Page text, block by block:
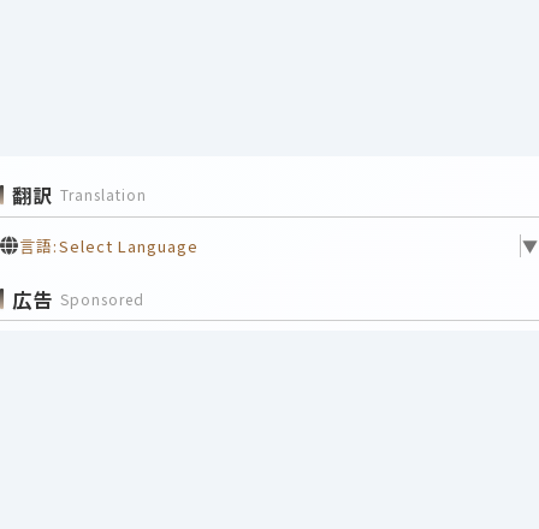
翻訳 Translation
言語:Select Language ▼
広告 Sponsored